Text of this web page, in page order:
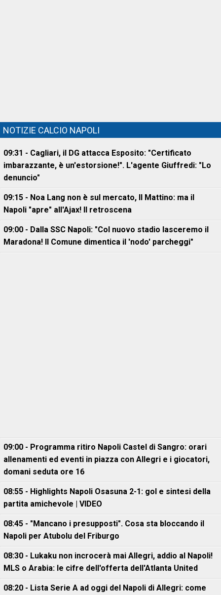
NOTIZIE CALCIO NAPOLI
09:31 - Cagliari, il DG attacca Esposito: "Certificato
imbarazzante, è un'estorsione!". L'agente Giuffredi: "Lo
denuncio"
09:15 - Noa Lang non è sul mercato, Il Mattino: ma il
Napoli "apre" all'Ajax! Il retroscena
09:00 - Dalla SSC Napoli: "Col nuovo stadio lasceremo il
Maradona! Il Comune dimentica il 'nodo' parcheggi"
09:00 - Programma ritiro Napoli Castel di Sangro: orari
allenamenti ed eventi in piazza con Allegri e i giocatori,
domani seduta ore 16
08:55 - Highlights Napoli Osasuna 2-1: gol e sintesi della
partita amichevole | VIDEO
08:45 - "Mancano i presupposti". Cosa sta bloccando il
Napoli per Atubolu del Friburgo
08:30 - Lukaku non incrocerà mai Allegri, addio al Napoli!
MLS o Arabia: le cifre dell'offerta dell'Atlanta United
08:20 - Lista Serie A ad oggi del Napoli di Allegri: come